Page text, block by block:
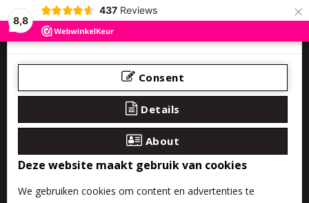
8,8
437 Reviews ×
Consent
Details
About
Deze website maakt gebruik van cookies
We gebruiken cookies om content en advertenties te